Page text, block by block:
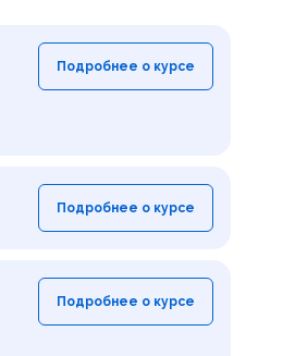
Подробнее о курсе
Подробнее о курсе
Подробнее о курсе